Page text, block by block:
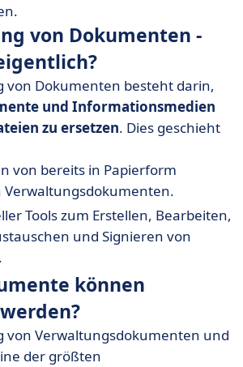
von Dokumenten -
von Dokumenten besteht darin,
und Informationsmedien
zu ersetzen. Dies geschieht
von bereits in Papierform
Tools zum Erstellen, Bearbeiten,
und Signieren von
können
von Verwaltungsdokumenten und
der größten